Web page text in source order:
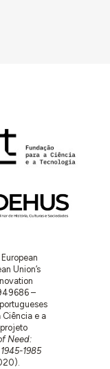
Union’s
–
Ciência e a
Need:
1985